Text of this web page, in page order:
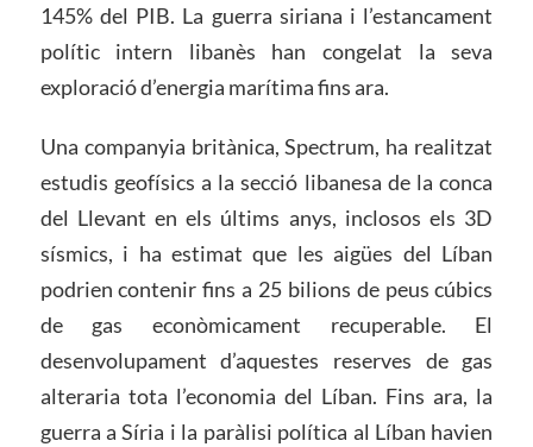
145% del PIB. La guerra siriana i l’estancament
polític intern libanès han congelat la seva
exploració d’energia marítima fins ara.
Una companyia britànica, Spectrum, ha realitzat
estudis geofísics a la secció libanesa de la conca
del Llevant en els últims anys, inclosos els 3D
sísmics, i ha estimat que les aigües del Líban
podrien contenir fins a 25 bilions de peus cúbics
de gas econòmicament recuperable. El
desenvolupament d’aquestes reserves de gas
alteraria tota l’economia del Líban. Fins ara, la
guerra a Síria i la paràlisi política al Líban havien